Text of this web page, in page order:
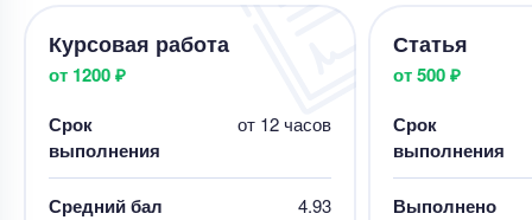
Курсовая работа
от 1200 ₽
Срок
выполнения
от 12 часов
Средний бал 4.93
Статья
от 500 ₽
Срок
выполнения
Выполнено